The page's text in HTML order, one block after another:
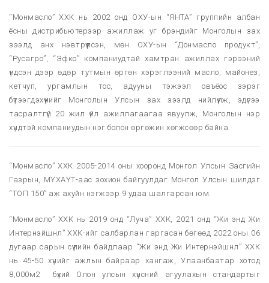
“Монмасло” ХХК нь 2002 онд ОХУ-ын “ЯНТА” группийн албан
ёсны дистрибьютерээр ажиллаж уг брэндийг Монголын зах
зээлд анх нэвтрүүлсэн, мөн ОХУ-ын “Донмасло продукт”,
“Русагро”, “Эфко” компаниудтай хамтран ажиллах гэрээний
үндсэн дээр өдөр тутмын өргөн хэрэглээний масло, майонез,
кетчуп, ургамлын тос, адууны тэжээл овъёос зэрэг
бүтээгдэхүүнийг Монголын Улсын зах зээлд нийлүүлж, эдүгээ
тасралтгүй 20 жил үйл ажиллагаагаа явуулж, Монголын нэр
хүндтэй компаниудын нэг болон өргөжин хөгжсөөр байна.
“Монмасло” ХХК 2005-2014 оны хооронд Монгол Улсын Засгийн
Газрын, МҮХАҮТ-аас зохион байгуулдаг Монгол Улсын шилдэг
“ТОП 150” аж ахуйн нэгжээр 9 удаа шалгарсан юм.
“Монмасло” ХХК нь 2019 онд “Луча” ХХК, 2021 онд “Жи энд Жи
Интернэйшнл” ХХК-ийг салбарлан гаргасан бөгөөд 2022 оны 06
дугаар сарын сүүлийн байдлаар “Жи энд Жи Интернэйшнл” ХХК
нь 45-50 хүнийг ажлын байраар хангаж, Улаанбаатар хотод
8,000м2 бүхий Олон улсын хүнсний агуулахын стандартыг